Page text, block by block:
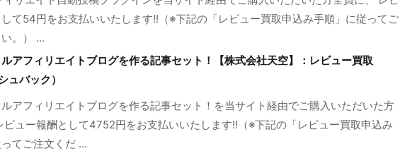
して54円をお支払いいたします!!（※下記の「レビュー買取申込み手順」に従ってご
。） ...
アフィリエイトブログを作る記事セット！【株式会社天空】：レビュー買取
ュバック）
アフィリエイトブログを作る記事セット！を当サイト経由でご購入いただいた方
ビュー報酬として4752円をお支払いいたします!!（※下記の「レビュー買取申込み
てご注文くだ ...